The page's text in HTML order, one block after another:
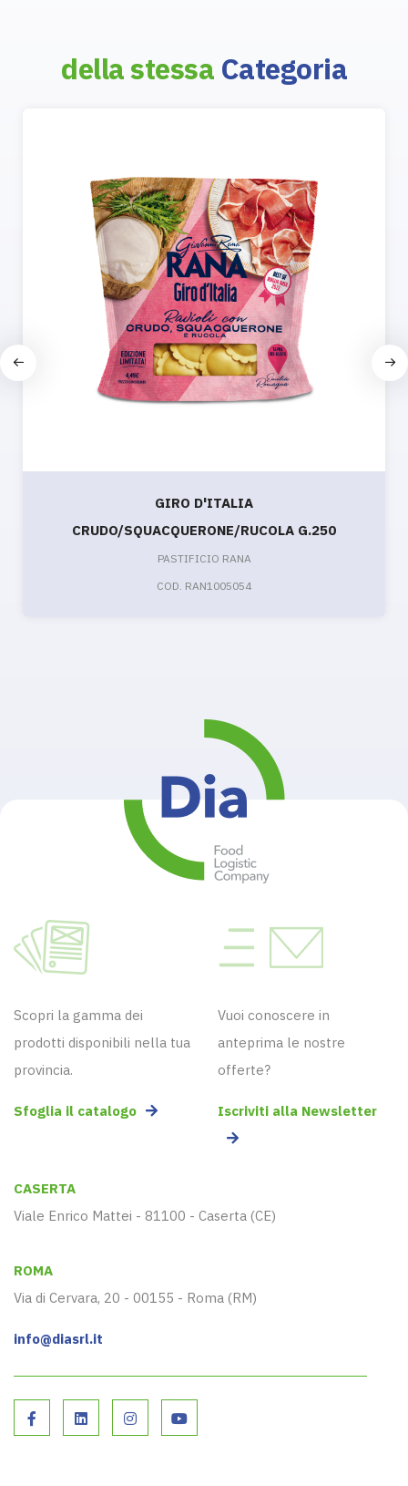
della stessa Categoria
GIRO D'ITALIA
CRUDO/SQUACQUERONE/RUCOLA G.250
PASTIFICIO RANA
COD. RAN1005054
Scopri la gamma dei
prodotti disponibili nella tua
provincia.
Sfoglia il catalogo
Vuoi conoscere in
anteprima le nostre
offerte?
Iscriviti alla Newsletter
CASERTA
Viale Enrico Mattei - 81100 - Caserta (CE)
ROMA
Via di Cervara, 20 - 00155 - Roma (RM)
info@diasrl.it